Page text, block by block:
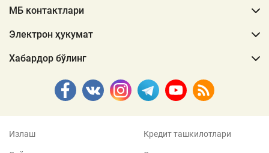
МБ контактлари
Электрон ҳукумат
Хабардор бўлинг
Излаш Кредит ташкилотлари